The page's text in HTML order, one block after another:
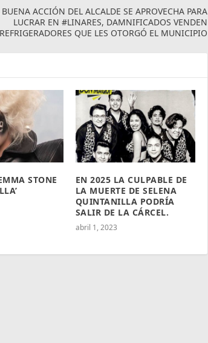
ACCIÓN DEL ALCALDE SE APROVECHA PARA
LUCRAR EN #LINARES, DAMNIFICADOS VENDEN
REFRIGERADORES QUE LES OTORGÓ EL MUNICIPIO
STONE
EN 2025 LA CULPABLE DE
LA MUERTE DE SELENA
QUINTANILLA PODRÍA
SALIR DE LA CÁRCEL.
abril 1, 2023